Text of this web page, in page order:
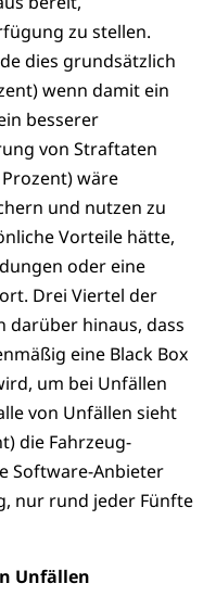
zu stellen.
dies grundsätzlich
wenn damit ein
besserer
von Straftaten
wäre
und nutzen zu
Vorteile hätte,
oder eine
Drei Viertel der
darüber hinaus, dass
eine Black Box
um bei Unfällen
von Unfällen sieht
die Fahrzeug-
Software-Anbieter
nur rund jeder Fünfte
Unfällen